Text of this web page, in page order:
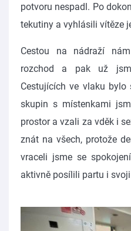
potvoru nespadl. Po
tekutiny a vyhlásili vítěze
Cestou na nádraží
rozchod a pak už
Cestujících ve vlaku bylo
skupin s místenkami
prostor a vzali za vděk i
znát na všech, protože
vraceli jsme se
aktivně posílili partu i